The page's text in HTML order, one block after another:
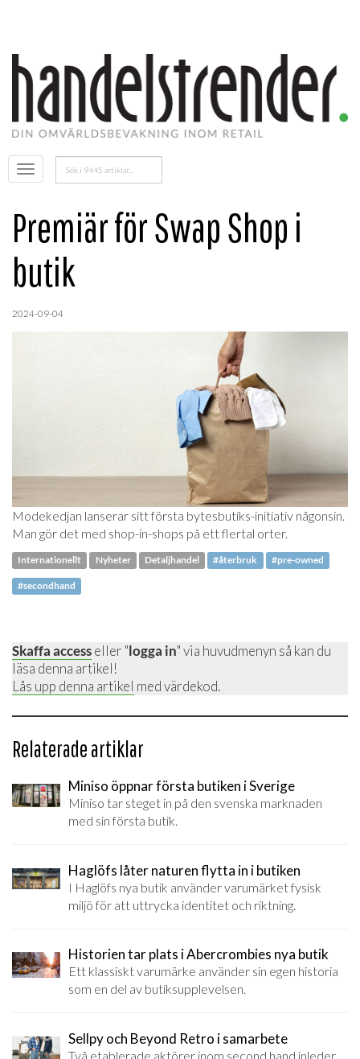
Öppna
menyn
Sök
efter:
Premiär för Swap Shop i
butik
2024-09-04
Modekedjan lanserar sitt första bytesbutiks-initiativ någonsin.
Man gör det med shop-in-shops på ett flertal orter.
Internationellt Nyheter Detaljhandel #återbruk #pre-owned
#secondhand
Skaffa accesseller "logga in" via huvudmenyn så kan du
läsa denna artikel!
Lås upp denna artikel med värdekod.
Relaterade artiklar
Miniso öppnar första butiken i Sverige
Miniso tar steget in på den svenska marknaden
med sin första butik.
Haglöfs låter naturen flytta in i butiken
I Haglöfs nya butik använder varumärket fysisk
miljö för att uttrycka identitet och riktning.
Historien tar plats i Abercrombies nya butik
Ett klassiskt varumärke använder sin egen historia
som en del av butiksupplevelsen.
Sellpy och Beyond Retro i samarbete
Två etablerade aktörer inom second hand inleder